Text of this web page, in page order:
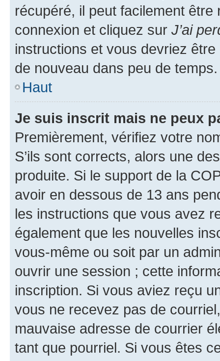
récupéré, il peut facilement
connexion et cliquez sur J’ai
instructions et vous devriez
de nouveau dans peu de temps.
Haut
Je suis inscrit mais ne peux
Premièrement, vérifiez votre
S’ils sont corrects, alors une
produite. Si le support de la
avoir en dessous de 13 ans
les instructions que vous avez
également que les nouvelles
vous-même ou soit par un
ouvrir une session ; cette
inscription. Si vous aviez reçu
vous ne recevez pas de
mauvaise adresse de courrier
tant que pourriel. Si vous êtes